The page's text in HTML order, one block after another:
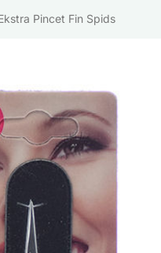
Pincet Fin Spids